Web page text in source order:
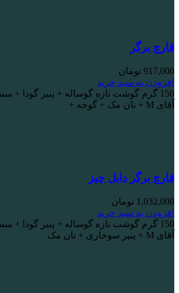
قارچ برگر
917,000 تومان
افزودن به سبد خرید
150 گرم گوشت تازه گوساله + پنیر
آقای M + نان مک + گوجه +
قارچ برگر دابل چیز
1,032,000 تومان
افزودن به سبد خرید
150 گرم گوشت تازه گوساله + پنیر
آقای M + پنیر سوخاری + نان مک